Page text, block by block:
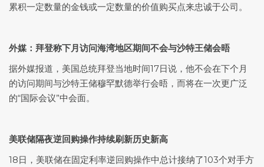
累积一定数量的金钱或一定数量的价值购买点来忠诚于公司。
外媒：拜登称下月访问海湾地区期间不会与沙特王储会晤
据外媒报道，美国总统拜登当地时间17日说，他不会在下个月
的访问期间与沙特王储穆罕默德举行会晤，而将在一次更广泛
的“国际会议”中会面。
美联储隔夜逆回购操作持续刷新历史新高
18日，美联储在固定利率逆回购操作中总计接纳了103个对手方